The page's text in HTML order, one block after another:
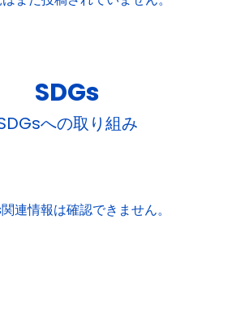
SDGs
への取り組み
連情報は確認できません。